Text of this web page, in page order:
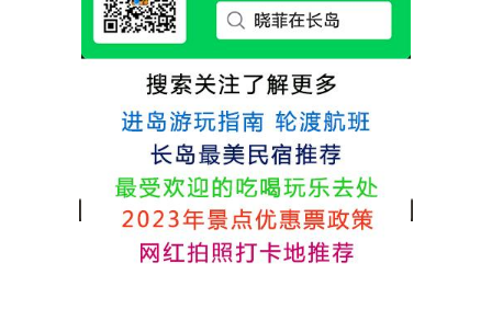
热情，能根据我提出的需求来安排房间，这
点很好。